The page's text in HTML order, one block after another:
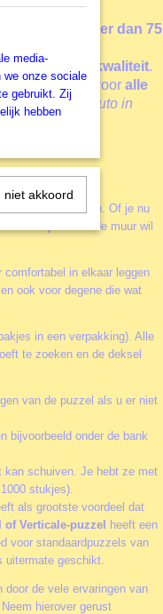
uitSpanje
meer dan 75
garant voor
kwaliteit.
legpuzzels voor alle
stukjes
Auto in
nog leuker maken. Of je nu
of juist aan de muur wil
comfortabel in elkaar leggen
ook voor degene die wat
in een verpakking). Alle
te zoeken en de deksel
van de puzzel als u er niet
bijvoorbeeld onder de bank
kan schuiven. Je hebt ze met
stukjes).
als grootste voordeel dat
of Verticale-puzzel
heeft een
voor standaardpuzzels van
uitermate geschikt.
door de vele ervaringen van
hierover gerust
media-
we onze sociale
gebruikt. Zij
hebben
niet akkoord